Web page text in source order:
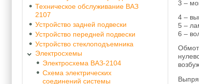
Техническое обслуживание ВАЗ
2107
Устройство задней подвески
Устройство передней подвески
Устройство стеклоподъемника
Электросхемы
Электросхема ВАЗ-2104
Схема электрических
соединений системы
3 –
4 –
5 –
6 –